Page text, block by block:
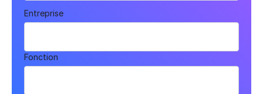
Entreprise
Fonction